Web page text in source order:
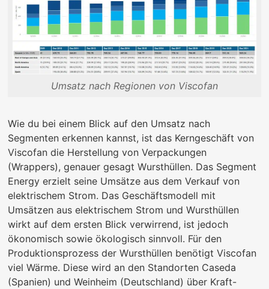
Umsatz nach Regionen von Viscofan
Wie du bei einem Blick auf den Umsatz nach
Segmenten erkennen kannst, ist das Kerngeschäft von
Viscofan die Herstellung von Verpackungen
(Wrappers), genauer gesagt Wursthüllen. Das Segment
Energy erzielt seine Umsätze aus dem Verkauf von
elektrischem Strom. Das Geschäftsmodell mit
Umsätzen aus elektrischem Strom und Wursthüllen
wirkt auf dem ersten Blick verwirrend, ist jedoch
ökonomisch sowie ökologisch sinnvoll. Für den
Produktionsprozess der Wursthüllen benötigt Viscofan
viel Wärme. Diese wird an den Standorten Caseda
(Spanien) und Weinheim (Deutschland) über Kraft-